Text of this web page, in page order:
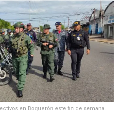
en Boquerón este fin de semana.